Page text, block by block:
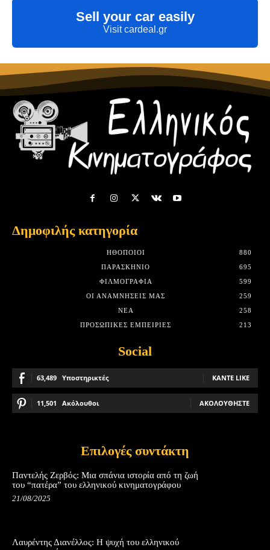
Sell your car easily
Visit cardeal.gr
Δημοφιλής κατηγορία
HΘΟΠΟΙΟΊ
880
ΠΑΡΑΣΚΉΝΙΟ
695
ΦΙΛΜΟΓΡΑΦΊΑ
599
ΟΙ ΑΝΑΜΝΉΣΕΙΣ ΜΑΣ
259
ΝΈΑ
258
ΠΡΟΣΩΠΙΚΈΣ ΕΜΠΕΙΡΊΕΣ
213
Social
63,489 Υποστηρικτές ΚΆΝΤΕ LIKE
11,501 Ακόλουθοι ΑΚΟΛΟΥΘΉΣΤΕ
Επιλογές συντάκτη
Παντελής Ζερβός: Μια σπάνια ιστορία από τη ζωή
του “πατέρα” του ελληνικού κινηματογράφου
21/08/2025
Λαυρέντης Διανέλλος: Η ψυχή του ελληνικού